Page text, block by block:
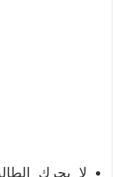
لا يحرك